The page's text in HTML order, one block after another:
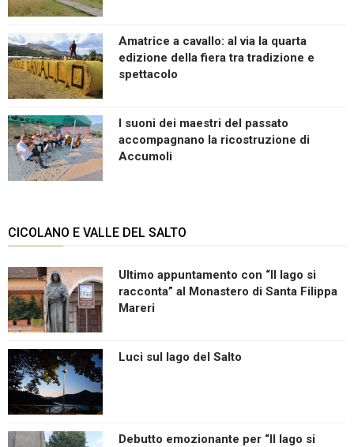
Amatrice a cavallo: al via la quarta
edizione della fiera tra tradizione e
spettacolo
I suoni dei maestri del passato
accompagnano la ricostruzione di
Accumoli
CICOLANO E VALLE DEL SALTO
Ultimo appuntamento con “Il lago si
racconta” al Monastero di Santa Filippa
Mareri
Luci sul lago del Salto
Debutto emozionante per “Il lago si